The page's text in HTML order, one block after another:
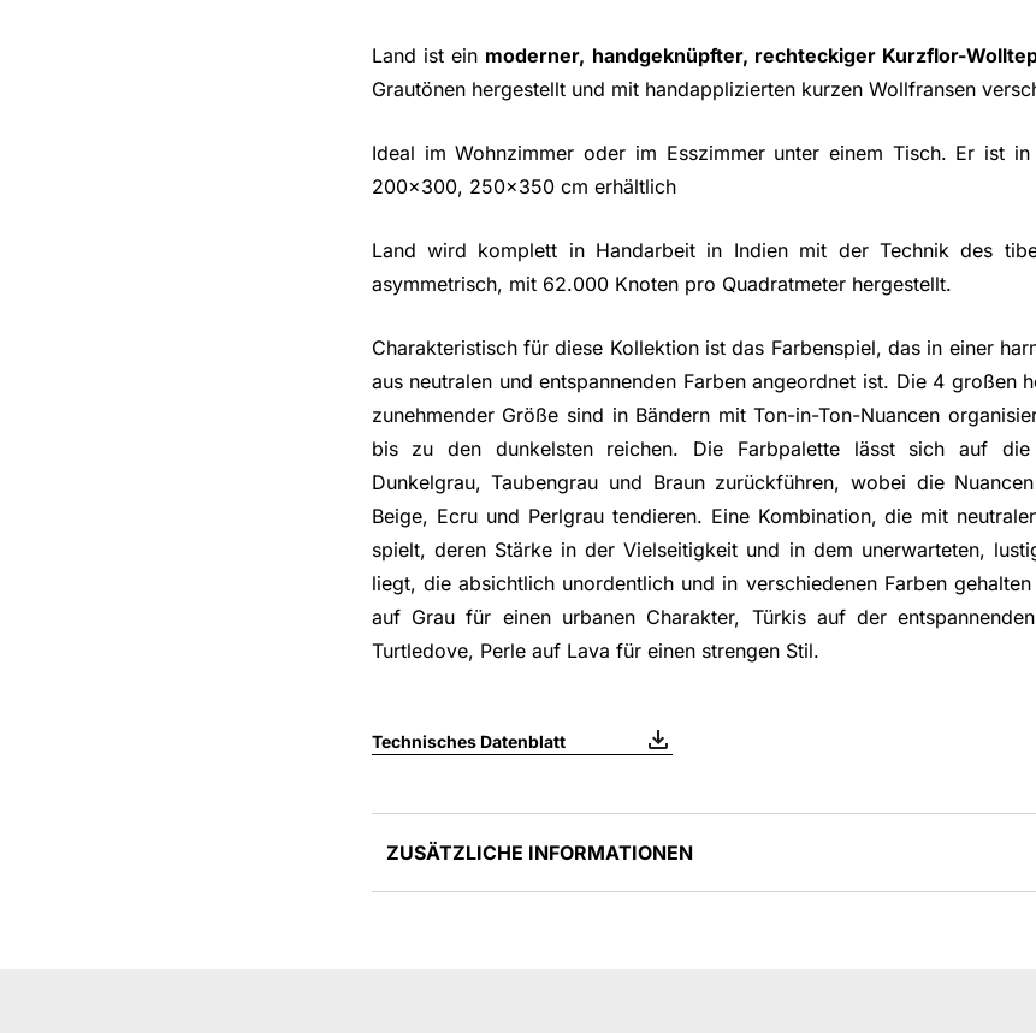
Land ist ein moderner, handgeknüpfter, rechteckiger Kurzflor-
Grautönen hergestellt und mit handapplizierten kurzen Wollfransen
Ideal im Wohnzimmer oder im Esszimmer unter einem Tisch. Er ist
200x300, 250x350 cm erhältlich
Land wird komplett in Handarbeit in Indien mit der Technik des
asymmetrisch, mit 62.000 Knoten pro Quadratmeter hergestellt.
Charakteristisch für diese Kollektion ist das Farbenspiel, das in einer
aus neutralen und entspannenden Farben angeordnet ist. Die 4 großen
zunehmender Größe sind in Bändern mit Ton-in-Ton-Nuancen
bis zu den dunkelsten reichen. Die Farbpalette lässt sich auf
Dunkelgrau, Taubengrau und Braun zurückführen, wobei die
Beige, Ecru und Perlgrau tendieren. Eine Kombination, die mit
spielt, deren Stärke in der Vielseitigkeit und in dem unerwarteten,
liegt, die absichtlich unordentlich und in verschiedenen Farben
auf Grau für einen urbanen Charakter, Türkis auf der
Turtledove, Perle auf Lava für einen strengen Stil.
Technisches Datenblatt
ZUSÄTZLICHE INFORMATIONEN